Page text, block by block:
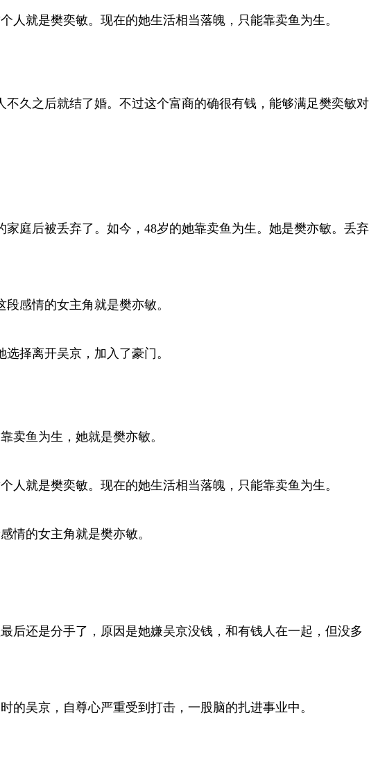
就是樊奕敏。现在的她生活相当落魄，只能靠卖鱼为生。
久之后就结了婚。不过这个富商的确很有钱，能够满足樊奕敏对
庭后被丢弃了。如今，48岁的她靠卖鱼为生。她是樊亦敏。丢弃
感情的女主角就是樊亦敏。
择离开吴京，加入了豪门。
卖鱼为生，她就是樊亦敏。
就是樊奕敏。现在的她生活相当落魄，只能靠卖鱼为生。
情的女主角就是樊亦敏。
后还是分手了，原因是她嫌吴京没钱，和有钱人在一起，但没多
吴京，自尊心严重受到打击，一股脑的扎进事业中。